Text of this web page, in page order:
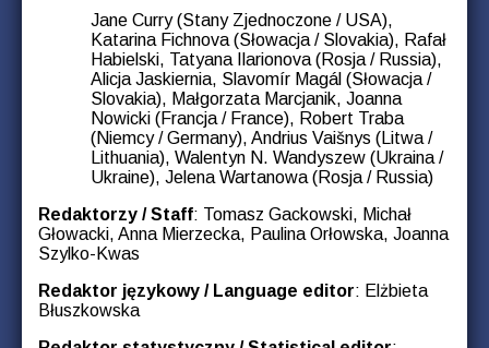
Jane Curry (Stany Zjednoczone / USA),
Katarina Fichnova (Słowacja / Slovakia), Rafał
Habielski, Tatyana Ilarionova (Rosja / Russia),
Alicja Jaskiernia, Slavomír Magál (Słowacja /
Slovakia), Małgorzata Marcjanik, Joanna
Nowicki (Francja / France), Robert Traba
(Niemcy / Germany), Andrius Vaišnys (Litwa /
Lithuania), Walentyn N. Wandyszew (Ukraina /
Ukraine), Jelena Wartanowa (Rosja / Russia)
Redaktorzy / Staff: Tomasz Gackowski, Michał
Głowacki, Anna Mierzecka, Paulina Orłowska, Joanna
Szylko-Kwas
Redaktor językowy / Language editor: Elżbieta
Błuszkowska